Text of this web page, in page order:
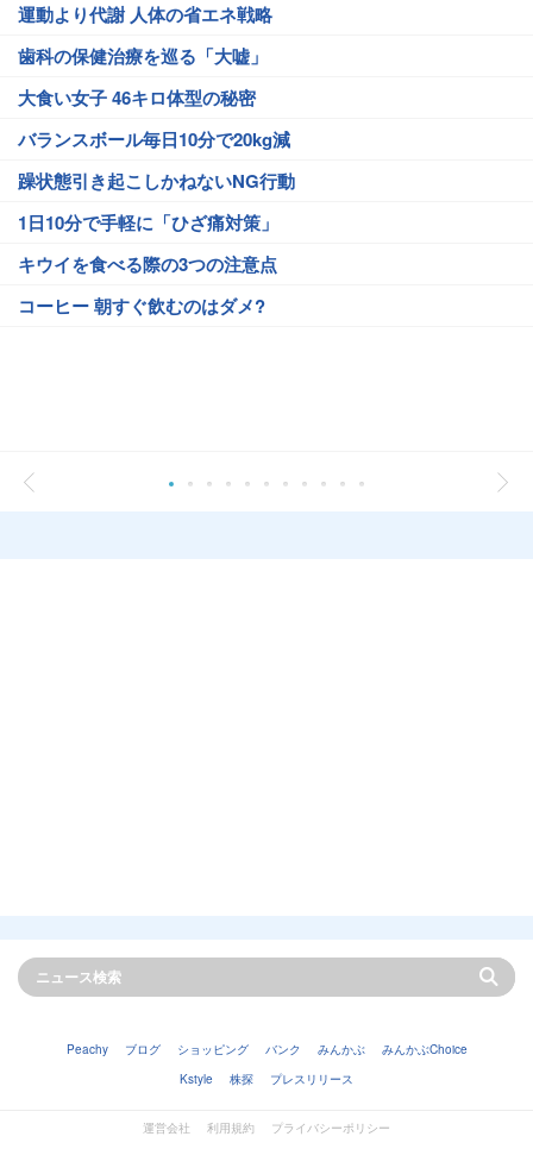
運動より代謝 人体の省エネ戦略
歯科の保健治療を巡る「大嘘」
大食い女子 46キロ体型の秘密
バランスボール毎日10分で20kg減
躁状態引き起こしかねないNG行動
1日10分で手軽に「ひざ痛対策」
キウイを食べる際の3つの注意点
コーヒー 朝すぐ飲むのはダメ?
Peachy ブログ ショッピング バンク みんかぶ
みんかぶChoice
Kstyle
株探 プレスリリース
運営会社 利用規約 プライバシーポリシー